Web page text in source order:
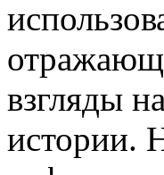
взгляды
истории.